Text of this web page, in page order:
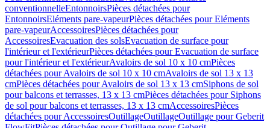
conventionnelleEntonnoirsPièces détachées pour
EntonnoirsEléments pare-vapeurPièces détachées pour Eléments
pare-vapeurAccessoiresPièces détachées pour
AccessoiresEvacuation des solsEvacuation de surface pour
l'intérieur et l'extérieurPièces détachées pour Evacuation de surface
pour l'intérieur et l'extérieurAvaloirs de sol 10 x 10 cmPièces
détachées pour Avaloirs de sol 10 x 10 cmAvaloirs de sol 13 x 13
cmPièces détachées pour Avaloirs de sol 13 x 13 cmSiphons de sol
pour balcons et terrasses, 13 x 13 cmPièces détachées pour Siphons
de sol pour balcons et terrasses, 13 x 13 cmAccessoiresPièces
détachées pour AccessoiresOutillageOutillageOutillage pour Geberit